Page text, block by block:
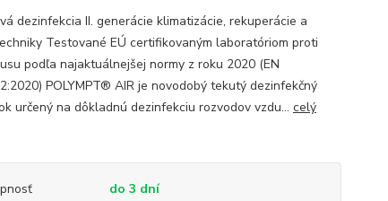
dezinfekcia II. generácie klimatizácie, rekuperácie a
Testované EÚ certifikovaným laboratóriom proti
podľa najaktuálnejšej normy z roku 2020 (EN
POLYMPT® AIR je novodobý tekutý dezinfekčný
určený na dôkladnú dezinfekciu rozvodov vzdu... celý
do 3 dní